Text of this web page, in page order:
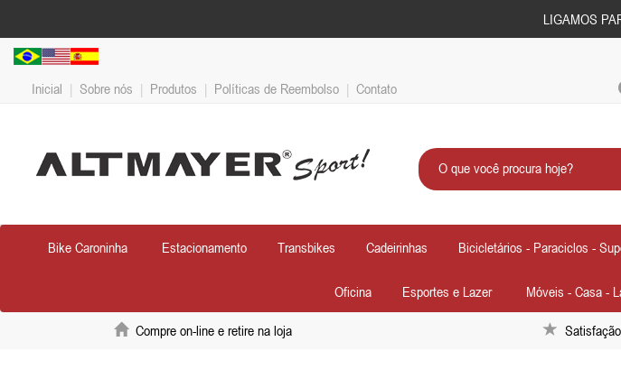
LIGAMOS
Inicial | Sobre nós | Produtos | Políticas de Reembolso | Contato
Bike Caroninha Estacionamento Transbikes Cadeirinhas Bicicletários - Paraciclos -
Oficina Esportes e Lazer Móveis - Casa -
Compre on-line e retire na loja